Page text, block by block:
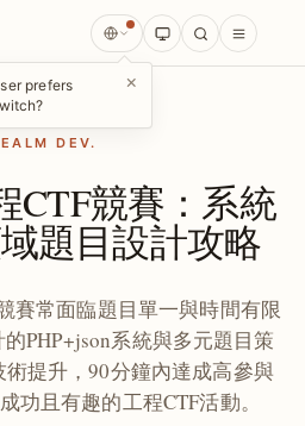
prefers
×
DEV.
CTF競賽：系統
題目設計攻略
賽常面臨題目單一與時間有限
PHP+json系統與多元題目策
提升，90分鐘內達成高參與
功且有趣的工程CTF活動。